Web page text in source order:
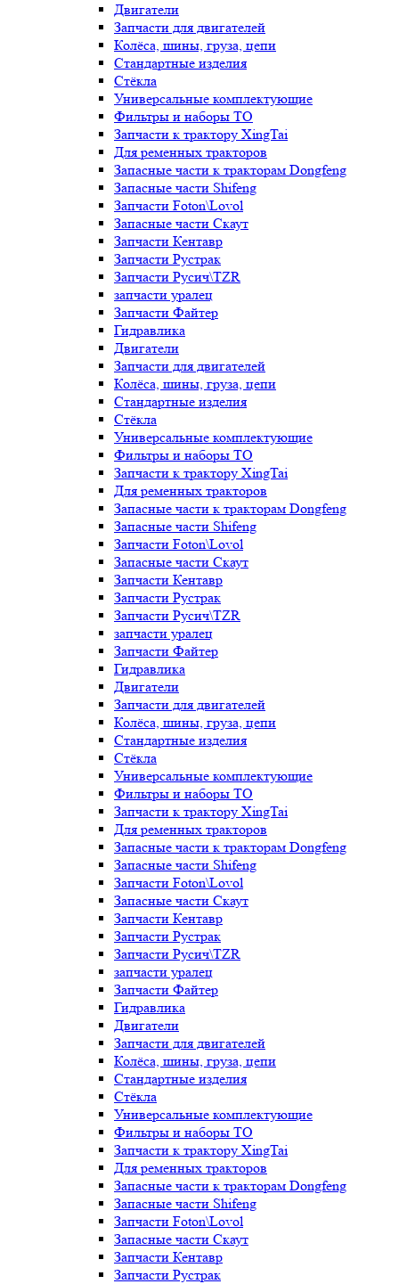
Двигатели
Запчасти для двигателей
Колёса, шины, груза, цепи
Стандартные изделия
Стёкла
Универсальные комплектующие
Фильтры и наборы ТО
Запчасти к трактору XingTai
Для ременных тракторов
Запасные части к тракторам Dongfeng
Запасные части Shifeng
Запчасти Foton\Lovol
Запасные части Скаут
Запчасти Кентавр
Запчасти Рустрак
Запчасти Русич\TZR
запчасти уралец
Запчасти Файтер
Гидравлика
Двигатели
Запчасти для двигателей
Колёса, шины, груза, цепи
Стандартные изделия
Стёкла
Универсальные комплектующие
Фильтры и наборы ТО
Запчасти к трактору XingTai
Для ременных тракторов
Запасные части к тракторам Dongfeng
Запасные части Shifeng
Запчасти Foton\Lovol
Запасные части Скаут
Запчасти Кентавр
Запчасти Рустрак
Запчасти Русич\TZR
запчасти уралец
Запчасти Файтер
Гидравлика
Двигатели
Запчасти для двигателей
Колёса, шины, груза, цепи
Стандартные изделия
Стёкла
Универсальные комплектующие
Фильтры и наборы ТО
Запчасти к трактору XingTai
Для ременных тракторов
Запасные части к тракторам Dongfeng
Запасные части Shifeng
Запчасти Foton\Lovol
Запасные части Скаут
Запчасти Кентавр
Запчасти Рустрак
Запчасти Русич\TZR
запчасти уралец
Запчасти Файтер
Гидравлика
Двигатели
Запчасти для двигателей
Колёса, шины, груза, цепи
Стандартные изделия
Стёкла
Универсальные комплектующие
Фильтры и наборы ТО
Запчасти к трактору XingTai
Для ременных тракторов
Запасные части к тракторам Dongfeng
Запасные части Shifeng
Запчасти Foton\Lovol
Запасные части Скаут
Запчасти Кентавр
Запчасти Рустрак